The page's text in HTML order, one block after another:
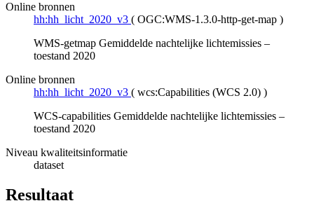
Online bronnen
hh:hh_licht_2020_v3 ( OGC:WMS-1.3.0-http-get-map )
WMS-getmap Gemiddelde nachtelijke lichtemissies –
toestand 2020
Online bronnen
hh:hh_licht_2020_v3 ( wcs:Capabilities (WCS 2.0) )
WCS-capabilities Gemiddelde nachtelijke lichtemissies –
toestand 2020
Niveau kwaliteitsinformatie
dataset
Resultaat